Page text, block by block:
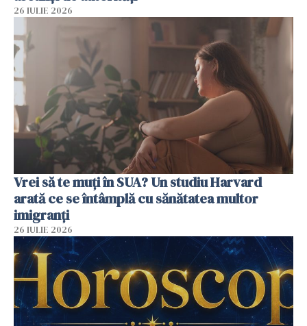
26 IULIE 2026
Vrei să te muți în SUA? Un studiu Harvard
arată ce se întâmplă cu sănătatea multor
imigranți
26 IULIE 2026